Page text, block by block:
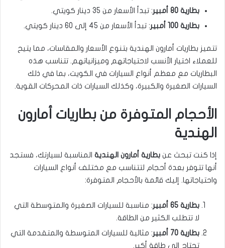
بطارية 80 أمبير
: تبدأ الأسعار من 35 دينار كويتي.
بطارية 100 أمبير
: تبدأ الأسعار من 45 إلى 60 دينار كويتي.
تتميز بطاريات أمارون الهندية بتنوع الأسعار والمقاسات، مما يتيح
للعملاء اختيار الأنسب لاحتياجاتهم وميزانياتهم. تتناسب هذه
البطاريات مع معظم أنواع السيارات في الكويت، بما في ذلك
السيارات الصغيرة والكبيرة، وكذلك السيارات ذات المحركات القوية.
الأحجام المتوفرة من بطاريات أمارون
الهندية
إذا كنت تبحث عن بطارية أمارون الهندية المناسبة لسيارتك، فستجد
أنها تتوفر بعدة أحجام لتتناسب مع مختلف أنواع السيارات
واحتياجاتها. إليك قائمة بالأحجام المتوفرة:
بطارية 65 أمبير
: مناسبة للسيارات الصغيرة والمتوسطة التي
لا تتطلب الكثير من الطاقة.
بطارية 70 أمبير
: مثالية للسيارات المتوسطة والمتقدمة التي
تحتاج إلى طاقة أكبر.